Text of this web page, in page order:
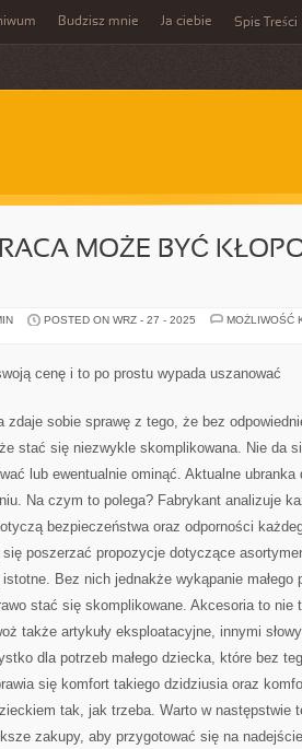
Budzisz mnie Ja ciebie Spis Treści
MOŻE BYĆ
POSTED ON WRZ - 27 - 2025
MOŻLIWOŚĆ
cenę i to po prostu wypada uszanować
zdaje sobie sprawę z tego, że bez
stać się niezwykle skomplikowana. Nie da
lub ewentualnie ominąć. Aktualne ubranka
Na czym to polega? Fabrykant analizuje
bezpieczeństwa oraz odporności
poszerzać propozycje dotyczące
Bez nich jednakże wykąpanie małego
stać się skomplikowane. Akcesoria to nie
także artykuły eksploatacyjne, innymi
dla potrzeb małego dziecka, które bez
się komfort takiego dzidziusia oraz
tak, jak trzeba. Warto w następstwie
zakupy, aby przygotować się na